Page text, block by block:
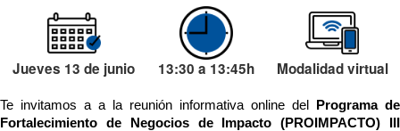
Jueves 13 de junio 13:30 a 13:45h Modalidad virtual
Te invitamos a a la reunión informativa online del
Programa de
Fortalecimiento de Negocios de Impacto (PROIMPACTO) III